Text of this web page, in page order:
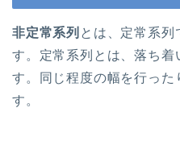
非定常系列 とは、定常系列
す。定常系列とは、落ち
す。同じ程度の幅を行っ
す。